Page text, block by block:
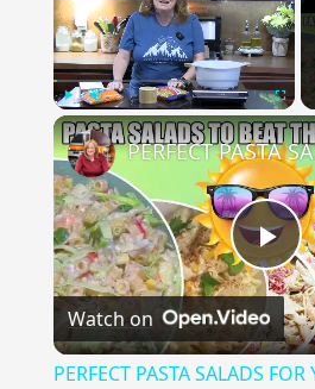
Play Unmute
Watch on
PERFECT PASTA SALADS